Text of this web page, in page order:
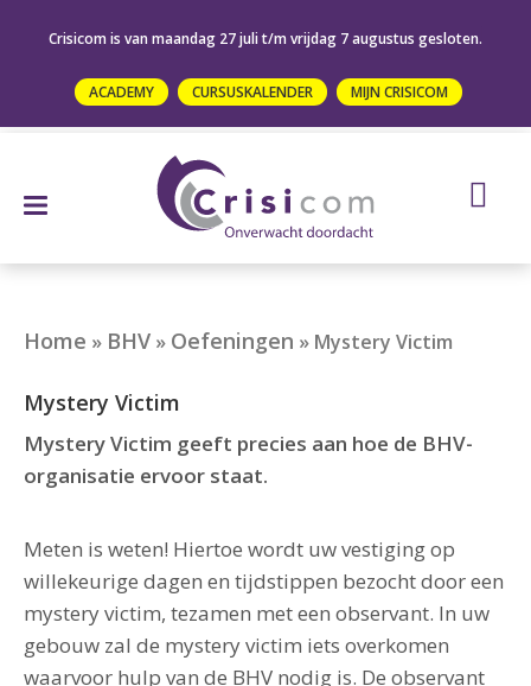
Crisicom is van maandag 27 juli t/m vrijdag 7 augustus gesloten.
ACADEMY CURSUSKALENDER MIJN CRISICOM
Home » BHV » Oefeningen » Mystery Victim
Mystery Victim
Mystery Victim geeft precies aan hoe de BHV-
organisatie ervoor staat.
Meten is weten! Hiertoe wordt uw vestiging op
willekeurige dagen en tijdstippen bezocht door een
mystery victim, tezamen met een observant. In uw
gebouw zal de mystery victim iets overkomen
waarvoor hulp van de BHV nodig is. De observant